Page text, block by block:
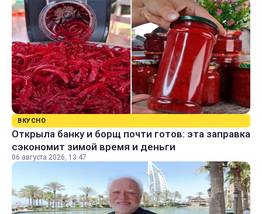
ВКУСНО
Открыла банку и борщ почти готов: эта заправка
сэкономит зимой время и деньги
06 августа 2026, 13:47